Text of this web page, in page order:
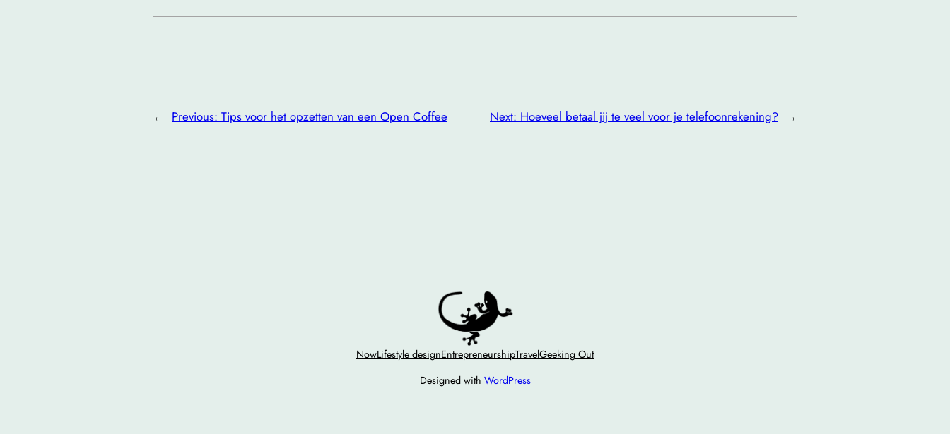
← Previous: Tips voor het opzetten van een Open Coffee Next: Hoeveel betaal jij te veel voor je telefoonrekening? →
NowLifestyle designEntrepreneurshipTravelGeeking Out
Designed with WordPress